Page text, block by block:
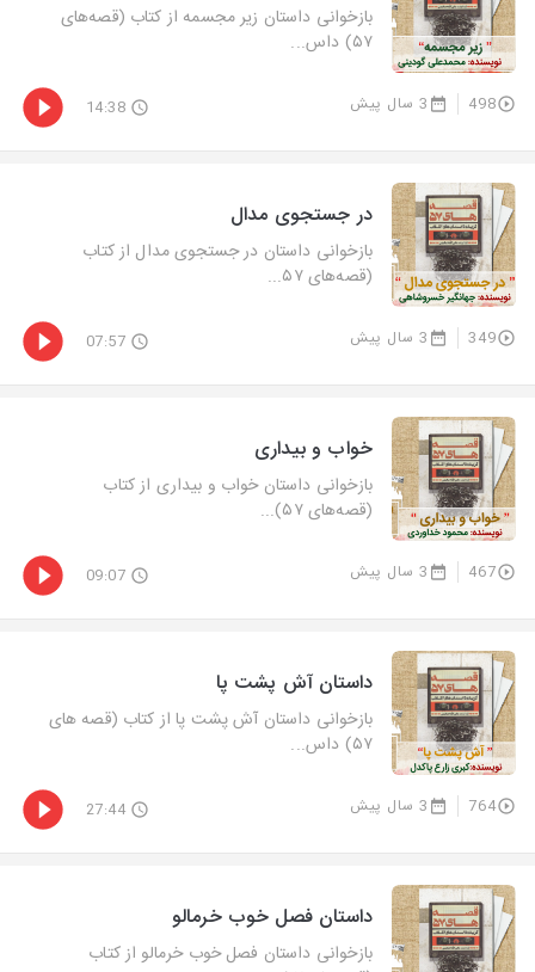
بازخوانی داستان زیر مجسمه از كتاب (قصه‌های
۵۷) داس...
498 3 سال پیش 14:38
در جستجوی مدال
بازخوانی داستان در جستجوی مدال از كتاب
(قصه‌های ۵۷...
349 3 سال پیش 07:57
خواب و بیداری
بازخوانی داستان خواب و بیداری از كتاب
(قصه‌های ۵۷)...
467 3 سال پیش 09:07
داستان آش پشت پا
بازخوانی داستان آش پشت پا از كتاب (قصه های
۵۷) داس...
764 3 سال پیش 27:44
داستان فصل خوب خرمالو
بازخوانی داستان فصل خوب خرمالو از كتاب